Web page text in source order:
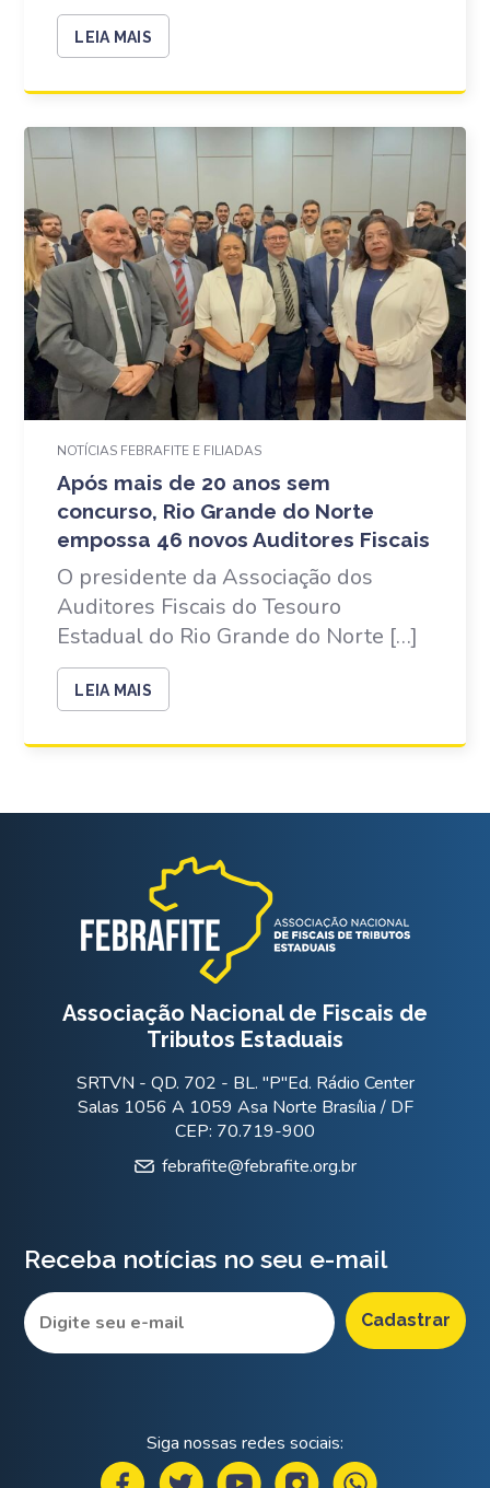
LEIA MAIS
NOTÍCIAS FEBRAFITE E FILIADAS
Após mais de 20 anos sem
concurso, Rio Grande do Norte
empossa 46 novos Auditores Fiscais
O presidente da Associação dos
Auditores Fiscais do Tesouro
Estadual do Rio Grande do Norte […]
LEIA MAIS
Associação Nacional de Fiscais de
Tributos Estaduais
SRTVN - QD. 702 - BL. "P"Ed. Rádio Center
Salas 1056 A 1059 Asa Norte Brasília / DF
CEP: 70.719-900
febrafite@febrafite.org.br
Receba notícias no seu e-mail
Siga nossas redes sociais: